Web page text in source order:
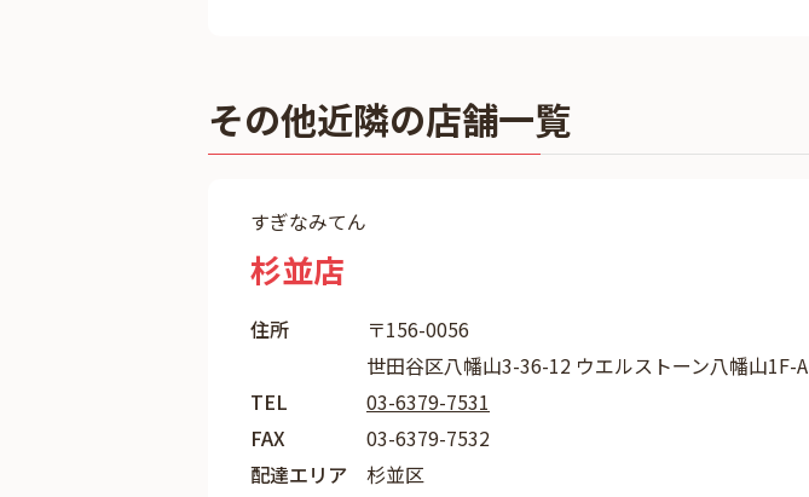
その他近隣の店舗一覧
すぎなみてん
杉並店
住所
〒156-0056
世田谷区八幡山3-36-12 ウエルストーン八幡山1F-A
TEL
03-6379-7531
FAX
03-6379-7532
配達エリア
杉並区